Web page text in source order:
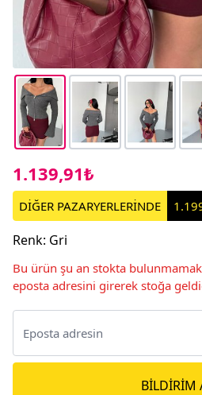
1.139,91₺
DİĞER PAZARYERLERİNDE
Renk: Gri
Bu ürün şu an stokta
eposta adresini girerek stoğa
BILDIRIM